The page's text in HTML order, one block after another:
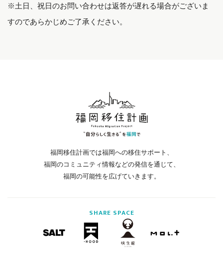
※土日、祝日のお問い合わせは返答が遅れる場合がございま
すのであらかじめご了承ください。
福岡移住計画では福岡への移住サポート、
福岡のコミュニティ情報などの発信を通じて、
福岡の可能性を広げていきます。
SHARE SPACE